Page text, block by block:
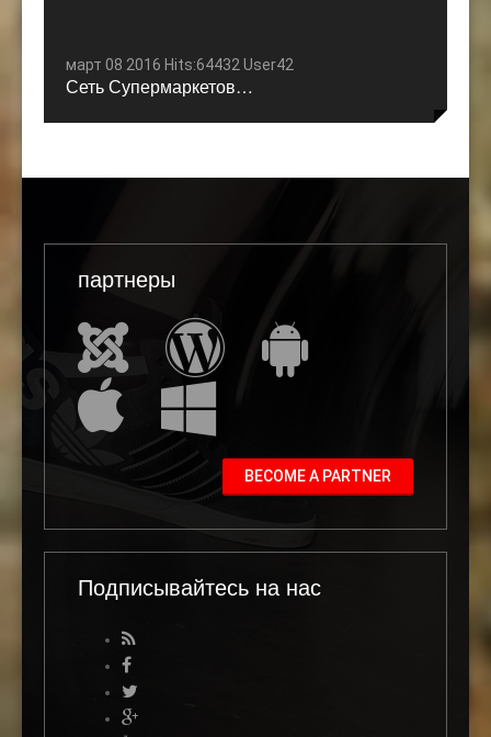
март 08 2016 Hits:64432 User42
Сеть Супермаркетов…
партнеры
BECOME A PARTNER
Подписывайтесь на нас